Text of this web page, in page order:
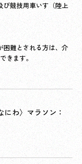
び競技用車いす（陸上
困難とされる方は、介
きます。
にわ〉マラソン：